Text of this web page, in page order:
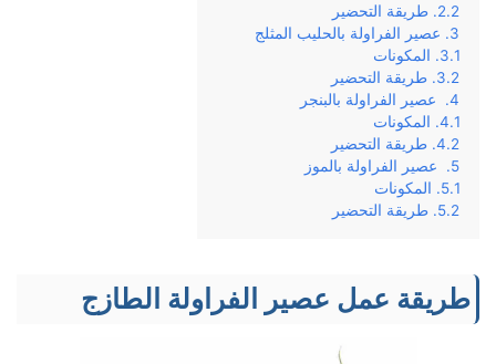
طريقة التحضير
عصير الفراولة بالحليب المثلج
المكونات
طريقة التحضير
عصير الفراولة بالبنجر
المكونات
طريقة التحضير
عصير الفراولة بالموز
المكونات
طريقة التحضير
طريقة عمل عصير الفراولة الطازج